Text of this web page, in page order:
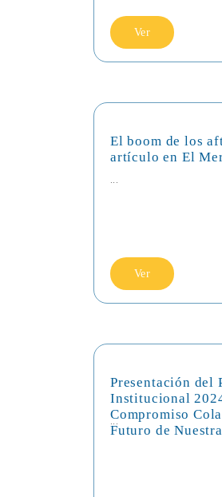
Ver
El boom de los
artículo en El
Ver
Presentación del
Institucional
Compromiso
Futuro de
...